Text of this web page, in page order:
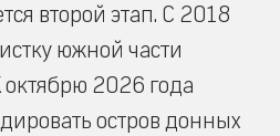
второй этап. С 2018
южной части
октябрю 2026 года
остров донных